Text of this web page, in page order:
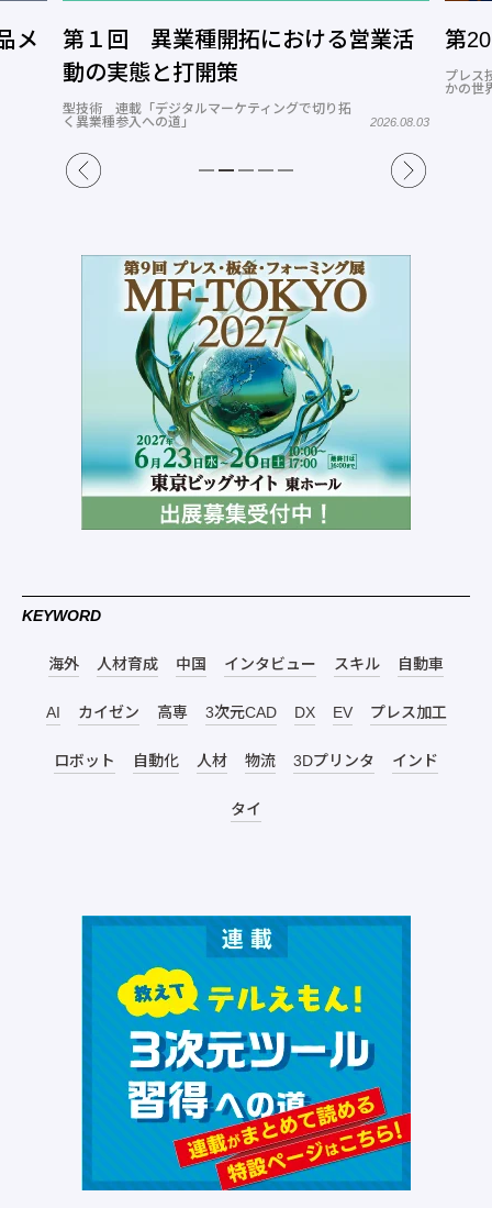
メ
第１回 異業種開拓における営業活
動の実態と打開策
型技術 連載「デジタルマーケティングで切り拓
く異業種参入への道」
2026.08.03
第
プレス
かの世
KEYWORD
海外 人材育成 中国 インタビュー スキル 自動車
AI カイゼン 高専 3次元CAD DX EV プレス加工
ロボット 自動化 人材 物流 3Dプリンタ インド
タイ